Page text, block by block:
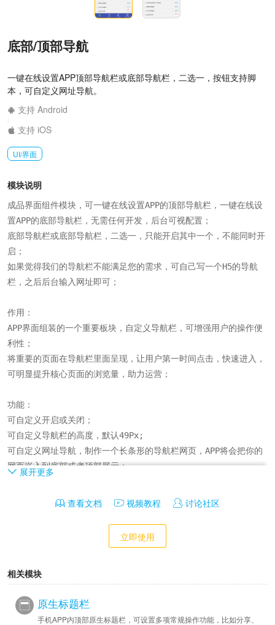
底部/顶部导航
一键在线设置APP顶部导航栏或底部导航栏，二选一，按钮支持脚
本，可自定义网址导航。
支持 Android
支持 iOS
UI/界面
模块说明
成品界面组件模块，可一键在线设置APP的顶部导航栏，一键在线设
置APP的底部导航栏，无需任何开发，后台可视配置；
底部导航栏或底部导航栏，二选一，只能开启其中一个，不能同时开
启；
如果觉得我们的导航栏不能满足您的需求，可自己写一个H5的导航
栏，之后后台输入网址即可；
作用：
APP界面组装的一个重要板块，自定义导航栏，可增强用户的操作便
利性；
将重要的页面在导航栏里面呈现，让用户第一时间点击，快速进入，
可明显提升核心页面的浏览量，助力运营；
功能：
可自定义开启或关闭；
可自定义导航栏的高度，默认49Px;
可自定义网址导航，制作一个长条形的导航栏网页，APP将会把你的
网页嵌入到底部或者顶部展示；
可设置字体/图标颜色颜色，自定义；
可设置按钮选中时的高亮色，自定义；
可设置导航按钮图标，选择系统提供图标；
可设置导航栏显示样式，显示图标和文字，只显示图标，只显示文
展开更多
查看文档 视频教程 讨论社区
立即使用
相关模块
原生标题栏
手机APP内顶部原生标题栏，可设置多项常规操作功能，比如分享、